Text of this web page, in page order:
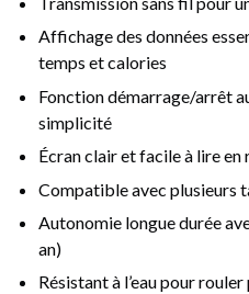
Affichage des données
temps et calories
Fonction démarrage/arrêt
simplicité
Écran clair et facile à lire en
Compatible avec plusieurs
Autonomie longue durée
an)
Résistant à l’eau pour